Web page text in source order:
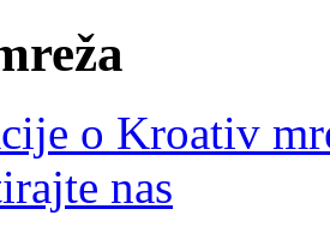
o Kroativ
nas